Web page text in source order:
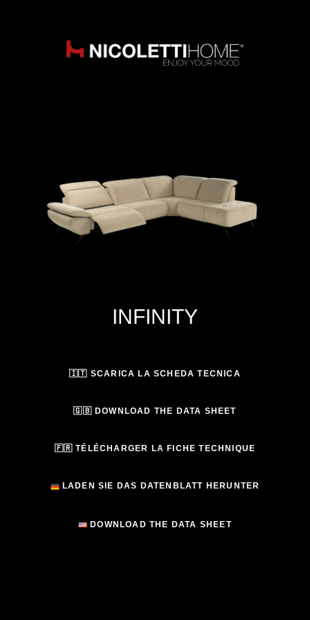
INFINITY
🇮🇹 SCARICA LA SCHEDA TECNICA
🇬🇧 DOWNLOAD THE DATA SHEET
🇫🇷 TÉLÉCHARGER LA FICHE TECHNIQUE
LADEN SIE DAS DATENBLATT HERUNTER
DOWNLOAD THE DATA SHEET